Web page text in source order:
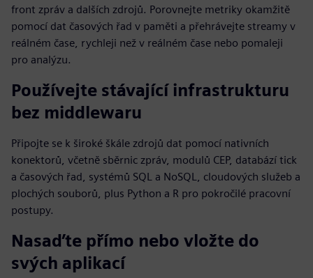
front zpráv a dalších zdrojů. Porovnejte metriky okamžitě
pomocí dat časových řad v paměti a přehrávejte streamy v
reálném čase, rychleji než v reálném čase nebo pomaleji
pro analýzu.
Používejte stávající infrastrukturu
bez middlewaru
Připojte se k široké škále zdrojů dat pomocí nativních
konektorů, včetně sběrnic zpráv, modulů CEP, databází tick
a časových řad, systémů SQL a NoSQL, cloudových služeb a
plochých souborů, plus Python a R pro pokročilé pracovní
postupy.
Nasaďte přímo nebo vložte do
svých aplikací